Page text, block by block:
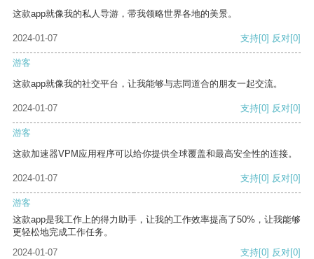
这款app就像我的私人导游，带我领略世界各地的美景。
2024-01-07 支持[0] 反对[0]
游客
这款app就像我的社交平台，让我能够与志同道合的朋友一起交流。
2024-01-07 支持[0] 反对[0]
游客
这款加速器VPM应用程序可以给你提供全球覆盖和最高安全性的连接。
2024-01-07 支持[0] 反对[0]
游客
这款app是我工作上的得力助手，让我的工作效率提高了50%，让我能够
更轻松地完成工作任务。
2024-01-07
支持[0] 反对[0]